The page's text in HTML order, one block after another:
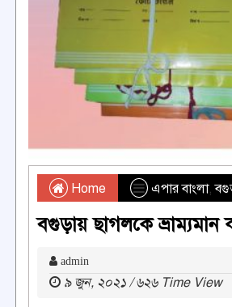
Home এপার বাংলা,
বগুড়ায় ছাগলকে ভ্রাম্যমান
admin
৯ জুন, ২০২১ / ৬২৬ Time View